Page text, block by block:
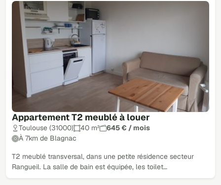
Appartement T2 meublé à louer
Toulouse (31000) 40 m²
645 € / mois
À 7km de Blagnac
T2 meublé transversal, dans une petite résidence secteur
Rangueil. La salle de bain est équipée, les toilet…